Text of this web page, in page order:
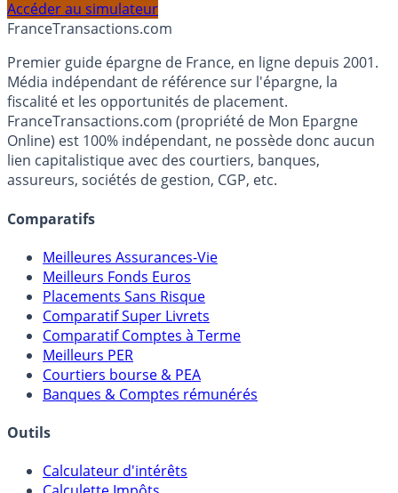
profil et horizon de placement.
FranceTransactions.com
Premier guide épargne de France, en ligne depuis 2001.
Média indépendant de référence sur l'épargne, la
fiscalité et les opportunités de placement.
FranceTransactions.com (propriété de Mon Epargne
Online) est 100% indépendant, ne possède donc aucun
assureurs, sociétés de gestion, CGP, etc.
Comparatifs
Meilleures Assurances-Vie
Meilleurs Fonds Euros
Placements Sans Risque
Comparatif Super Livrets
Comparatif Comptes à Terme
Meilleurs PER
Banques & Comptes rémunérés
Outils